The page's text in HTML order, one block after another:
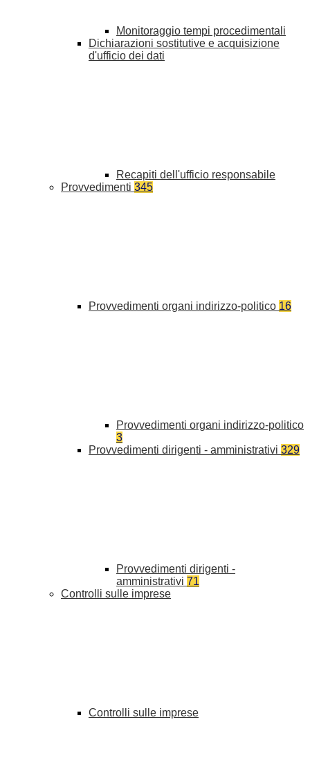
Monitoraggio tempi procedimentali
Dichiarazioni sostitutive e acquisizione
d'ufficio dei dati
Recapiti dell'ufficio responsabile
Provvedimenti 345
Provvedimenti organi indirizzo-politico 16
Provvedimenti organi indirizzo-politico
3
Provvedimenti dirigenti - amministrativi 329
Provvedimenti dirigenti -
amministrativi 71
Controlli sulle imprese
Controlli sulle imprese